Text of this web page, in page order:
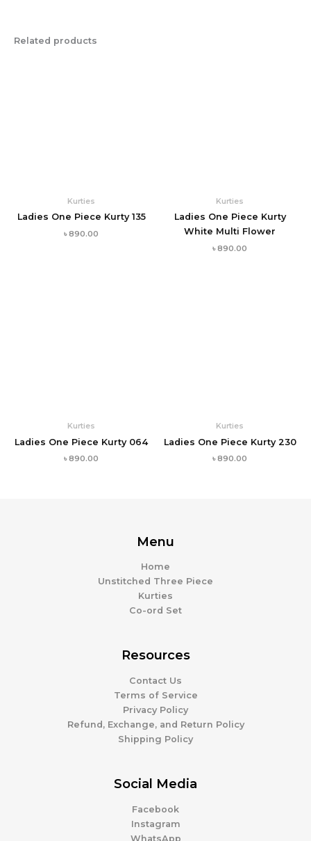
Related products
Kurties
Ladies One Piece Kurty 135
৳890.00
Kurties
Ladies One Piece Kurty
White Multi Flower
৳890.00
Kurties
Ladies One Piece Kurty 064
৳890.00
Kurties
Ladies One Piece Kurty 230
৳890.00
Menu
Home
Unstitched Three Piece
Kurties
Co-ord Set
Resources
Contact Us
Terms of Service
Privacy Policy
Refund, Exchange, and Return Policy
Shipping Policy
Social Media
Facebook
Instagram
WhatsApp